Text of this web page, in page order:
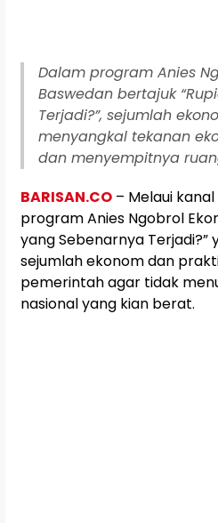
Dalam program Anies
Baswedan bertajuk
Terjadi?”, sejumlah
menyangkal tekanan
dan menyempitnya
BARISAN.CO – Melaui
program Anies Ngobrol
yang Sebenarnya
sejumlah ekonom dan
pemerintah agar tidak
nasional yang kian berat.